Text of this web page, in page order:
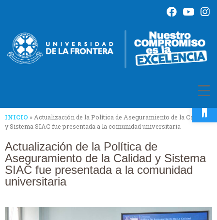
INICIO » Actualización de la Política de Aseguramiento de la Calidad
y Sistema SIAC fue presentada a la comunidad universitaria
Actualización de la Política de
Aseguramiento de la Calidad y Sistema
SIAC fue presentada a la comunidad
universitaria